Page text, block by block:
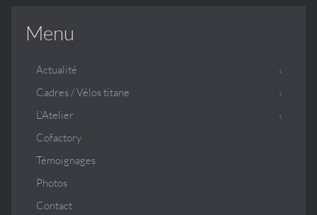
Menu
Actualité
Cadres / Vélos titane
L'Atelier
Cofactory
Témoignages
Photos
Contact